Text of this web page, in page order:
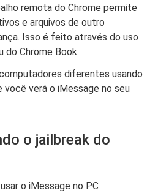
remota do Chrome permite
e arquivos de outro
Isso é feito através do uso
do Chrome Book.
diferentes usando
você verá o iMessage no seu
o jailbreak do
o iMessage no PC